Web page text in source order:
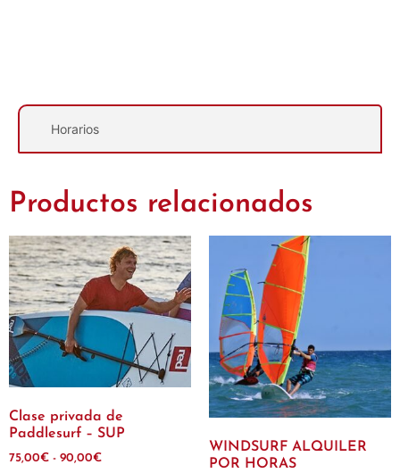
Horarios
Productos relacionados
Clase privada de
Paddlesurf – SUP
75,00€ - 90,00€
WINDSURF ALQUILER
POR HORAS